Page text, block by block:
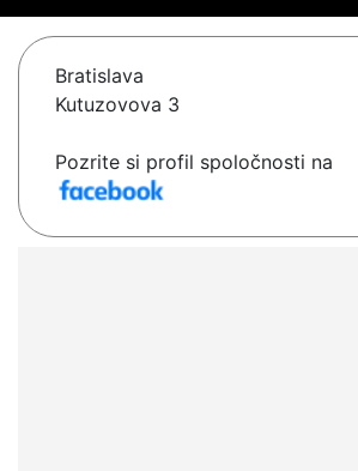
Bratislava
Kutuzovova 3
Pozrite si profil spoločnosti na